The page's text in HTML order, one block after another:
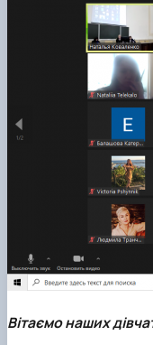
Вітаємо наших